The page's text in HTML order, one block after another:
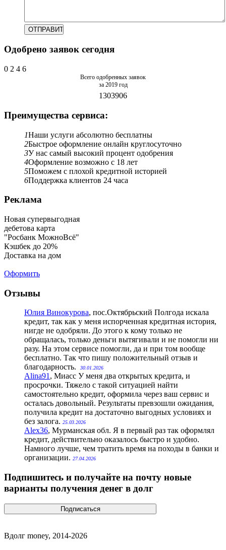
Одобрено заявок сегодня
0 2 4 6
Всего одобренных заявок
за 2019 год
1303906
Преимущества сервиса:
1Наши услуги абсолютно бесплатны
2Быстрое оформление онлайн круглосуточно
3У нас самый высокий процент одобрения
4Оформление возможно с 18 лет
5Поможем с плохой кредитной историей
6Поддержка клиентов 24 часа
Реклама
Новая супервыгодная
дебетова карта
"Росбанк МожноВсё"
Кэшбек до 20%
Доставка на дом
Оформить
Отзывы
Юлия Винокурова, пос.Октябрьский Полгода искала
кредит, так как у меня испорченная кредитная история,
нигде не одобряли. До этого к кому только не
обращалась, только деньги вытягивали и не помогли ни
разу. На этом сервисе помогли, да и при том вообще
бесплатно. Так что пишу положительный отзыв и
благодарность.
30.01.2026
Alina91, Миасс У меня два открытых кредита, и
просрочки. Тяжело с такой ситуацией найти
самостоятельно кредит, оформила через ваш сервис и
осталась довольный. Результаты превзошли ожидания,
получила кредит на достаточно выгодных условиях и
без залога. 25.03.2026
Alex36, Мурманская обл. Я в первый раз так оформлял
кредит, действительно оказалось быстро и удобно.
Намного лучше, чем тратить время на походы в банки и
организации. 27.04.2026
Подпишитесь и получайте на почту новые
варианты получения денег в долг
Вдолг money, 2014-2026